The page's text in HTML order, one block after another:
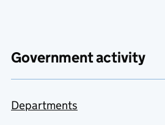
Government activity
Departments